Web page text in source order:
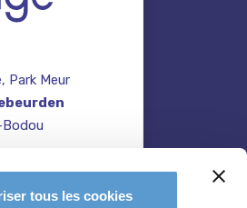
tous les cookies
Park Meur